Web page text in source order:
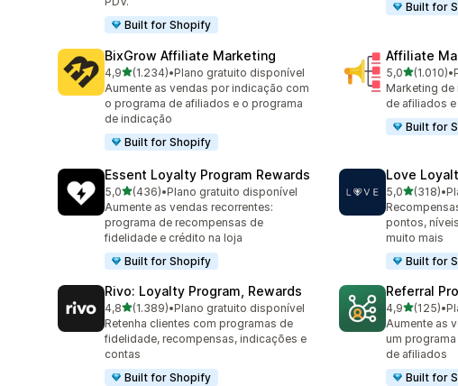
Built for Shopify
Built for
BixGrow Affiliate Marketing
4,9de 5 estrelas
(1.234)
1234 avaliações ao todo
•Plano gratuito disponível
Aumente as vendas por indicação com
o programa de afiliados e o programa
de indicação
Built for Shopify
Affiliate
5,0de 5(1.010)
1010 •
Marketing
de afiliados
Built for
Essent Loyalty Program Rewards
5,0de 5 estrelas
(436)
436 avaliações ao todo
•Plano gratuito disponível
Aumente as vendas recorrentes:
programa de recompensas de
fidelidade e crédito na loja
Built for Shopify
Love
5,0de 5(318)
318 •
pontos,
muito mais
Built for
Rivo: Loyalty Program, Rewards
4,8de 5 estrelas
(1.389)
1389 avaliações ao todo
•Plano gratuito disponível
Retenha clientes com programas de
fidelidade, recompensas, indicações e
contas
Built for Shopify
Referral
4,9de 5(125)
125 •
Aumente as
um
de afiliados
Built for